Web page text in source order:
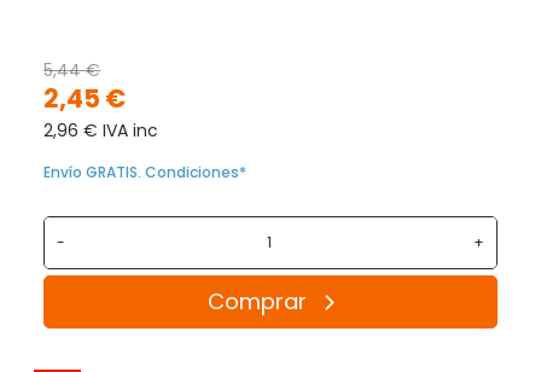
2,45 €
5,44 €
2,96 € IVA inc
Envío GRATIS. Condiciones*
- +
Comprar